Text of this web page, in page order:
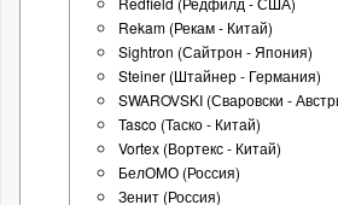
Rekam (Рекам - Китай)
Sightron (Сайтрон - Япония)
Steiner (Штайнер - Германия)
SWAROVSKI (Сваровски -
Tasco (Таско - Китай)
Vortex (Вортекс - Китай)
БелОМО (Россия)
Зенит (Россия)